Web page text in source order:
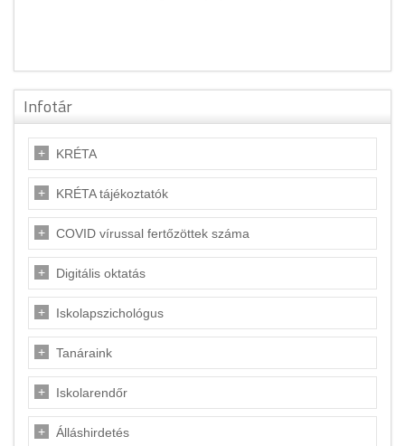
Infotár
KRÉTA
KRÉTA tájékoztatók
COVID vírussal fertőzöttek száma
Digitális oktatás
Iskolapszichológus
Tanáraink
Iskolarendőr
Álláshirdetés